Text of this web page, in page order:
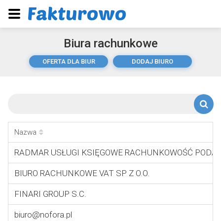
Biura rachunkowe
OFERTA DLA BIUR DODAJ BIURO
Nazwa
RADMAR USŁUGI KSIĘGOWE RACHUNKOWOŚĆ
BIURO RACHUNKOWE VAT SP Z O.O.
FINARI GROUP S.C.
biuro@nofora.pl